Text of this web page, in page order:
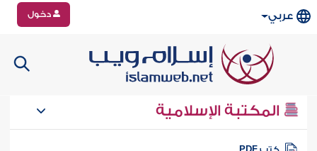
عربي دخول
المكتبة الإسلامية